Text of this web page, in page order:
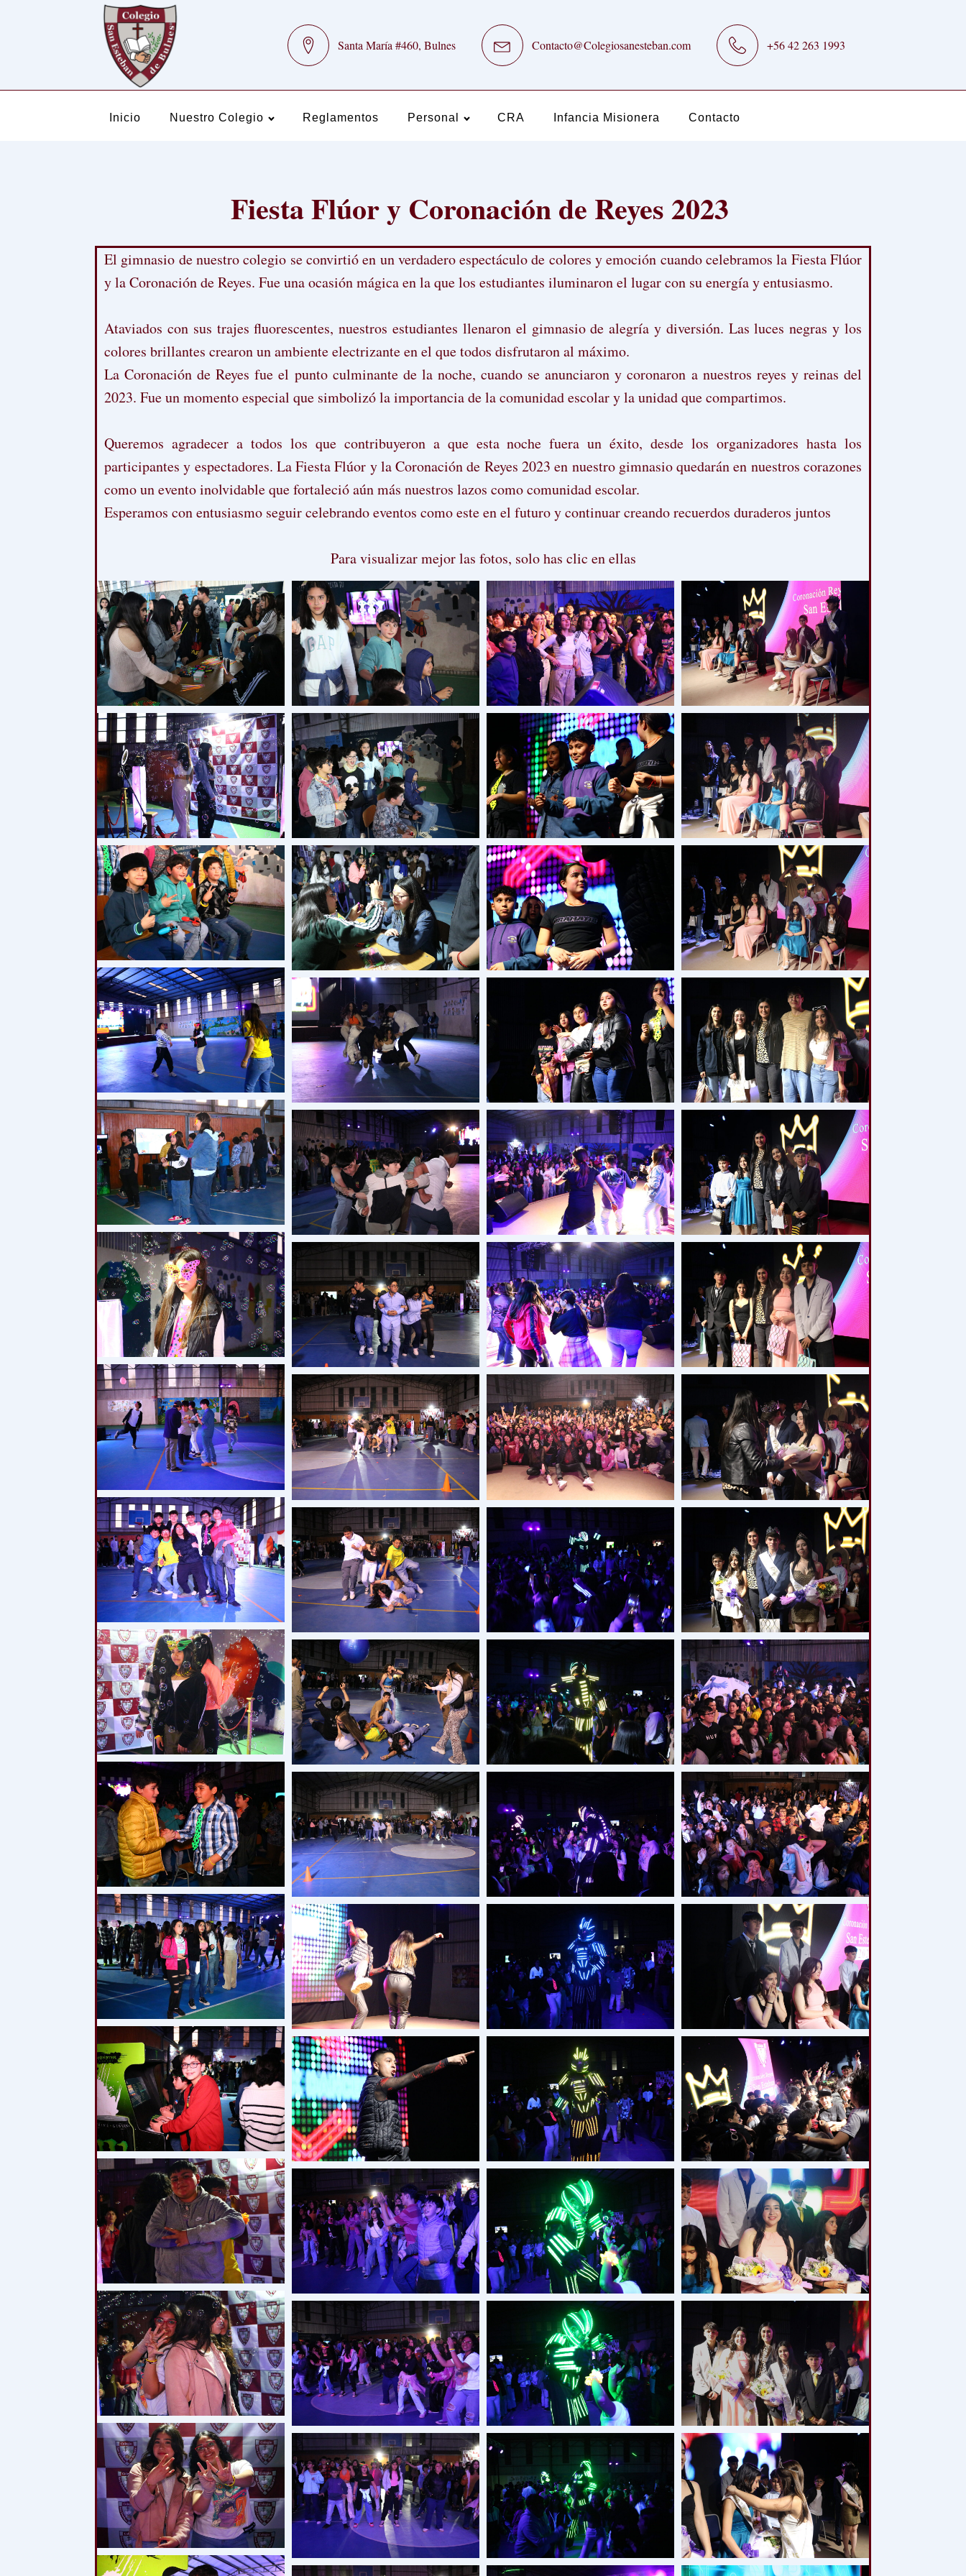
Santa María #460, Bulnes Contacto@Colegiosanesteban.com +56 42 263 1993
Inicio Nuestro Colegio Reglamentos Personal CRA Infancia Misionera Contacto
Fiesta Flúor y Coronación de Reyes 2023
El gimnasio de nuestro colegio se convirtió en un verdadero espectáculo de colores y emoción cuando celebramos la Fiesta Flúor
y la Coronación de Reyes. Fue una ocasión mágica en la que los estudiantes iluminaron el lugar con su energía y entusiasmo.
Ataviados con sus trajes fluorescentes, nuestros estudiantes llenaron el gimnasio de alegría y diversión. Las luces negras y los
colores brillantes crearon un ambiente electrizante en el que todos disfrutaron al máximo.
La Coronación de Reyes fue el punto culminante de la noche, cuando se anunciaron y coronaron a nuestros reyes y reinas del
2023. Fue un momento especial que simbolizó la importancia de la comunidad escolar y la unidad que compartimos.
Queremos agradecer a todos los que contribuyeron a que esta noche fuera un éxito, desde los organizadores hasta los
participantes y espectadores. La Fiesta Flúor y la Coronación de Reyes 2023 en nuestro gimnasio quedarán en nuestros corazones
como un evento inolvidable que fortaleció aún más nuestros lazos como comunidad escolar.
Esperamos con entusiasmo seguir celebrando eventos como este en el futuro y continuar creando recuerdos duraderos juntos
Para visualizar mejor las fotos, solo has clic en ellas